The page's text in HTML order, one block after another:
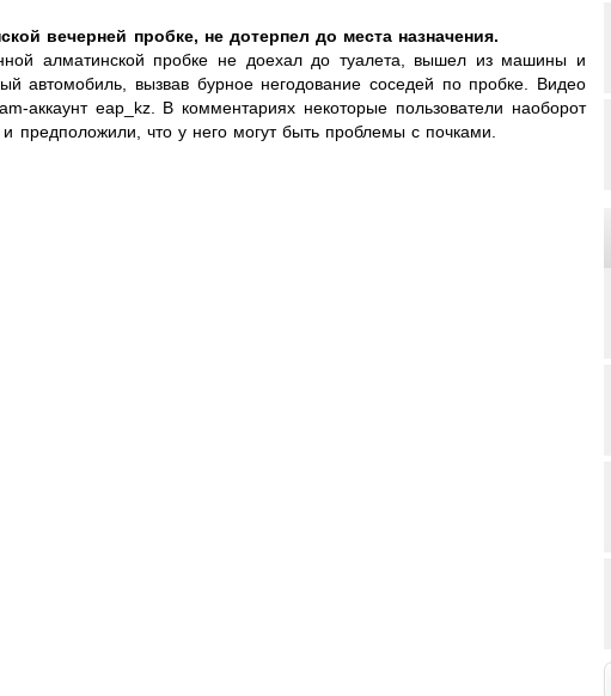
вечерней пробке, не дотерпел до места назначения.
алматинской пробке не доехал до туалета, вышел из машины и
автомобиль, вызвав бурное негодование соседей по пробке. Видео
аккаунт eap_kz. В комментариях некоторые пользователи наоборот
предположили, что у него могут быть проблемы с почками.